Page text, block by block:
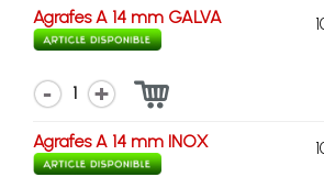
Agrafes A 14 mm GALVA
1
Agrafes A 14 mm INOX